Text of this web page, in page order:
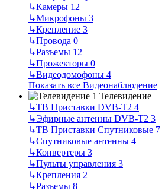
↳Камеры 12
↳Микрофоны 3
↳Крепление 3
↳Провода 0
↳Разъемы 12
↳Прожекторы 0
↳Видеодомофоны 4
Показать все Видеонаблюдение
Телевидение
↳ТВ Приставки DVB-T2 4
↳Эфирные антенны DVB-T2 3
↳ТВ Приставки Спутниковые 7
↳Спутниковые антенны 4
↳Конвертеры 3
↳Пульты управления 3
↳Крепления 2
↳Разъемы 8